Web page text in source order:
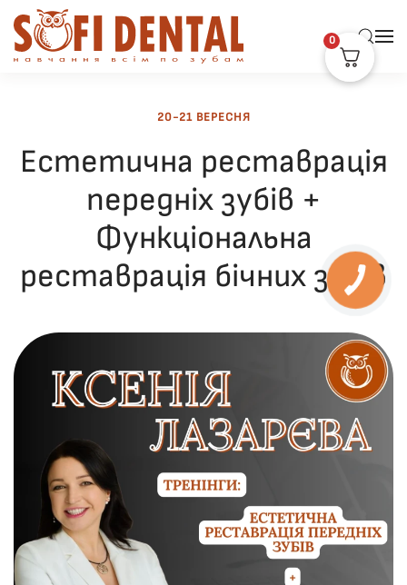
Skip to main content
20-21 ВЕРЕСНЯ
Естетична реставрація
передніх зубів +
Функціональна
реставрація бічних зубів
0